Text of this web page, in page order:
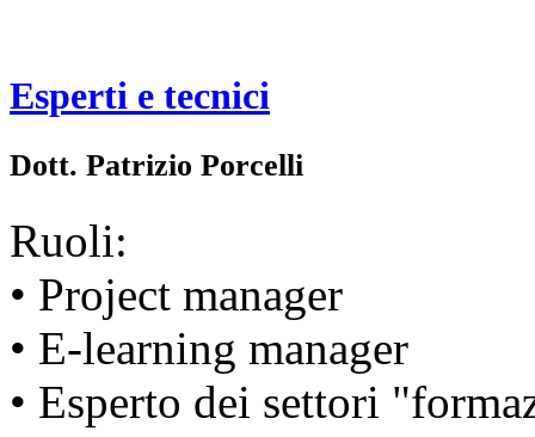
Esperti e tecnici
Dott. Patrizio Porcelli
Ruoli:
• Project manager
• E-learning manager
• Esperto dei settori